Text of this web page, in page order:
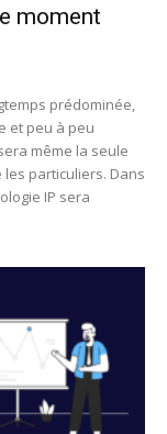
moment
prédominée,
et peu à peu
même la seule
particuliers. Dans
IP sera